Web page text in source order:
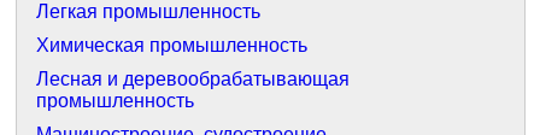
Легкая промышленность
Химическая промышленность
Лесная и деревообрабатывающая
промышленность